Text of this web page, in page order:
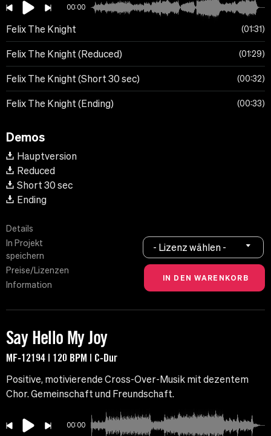
00:00
Felix The Knight 01:31
Felix The Knight (Reduced) 01:29
Felix The Knight (Short 30 sec) 00:32
Felix The Knight (Ending) 00:33
Demos
Hauptversion
Reduced
Short 30 sec
Ending
Details
In Projekt
speichern
Preise/Lizenzen
Information
- Lizenz wählen -
Say Hello My Joy
MF-12194 | 120 BPM | C-Dur
Positive, motivierende Cross-Over-Musik mit dezentem
Chor. Gemeinschaft und Freundschaft.
00:00